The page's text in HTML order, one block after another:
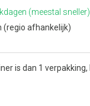
(meestal sneller)
(regio afhankelijk)
is dan 1